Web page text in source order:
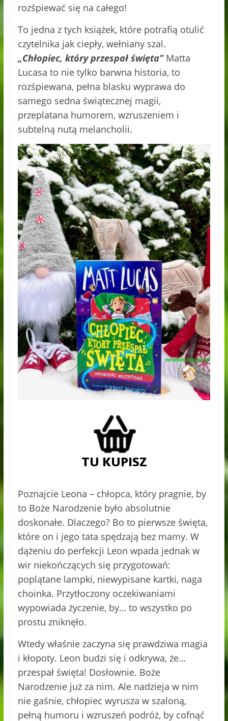
rozśpiewać się na całego!
To jedna z tych książek, które potrafią otulić
czytelnika jak ciepły, wełniany szal.
„Chłopiec, który przespał święta” Matta
Lucasa to nie tylko barwna historia, to
rozśpiewana, pełna blasku wyprawa do
samego sedna świątecznej magii,
przeplatana humorem, wzruszeniem i
subtelną nutą melancholii.
Poznajcie Leona – chłopca, który pragnie, by
to Boże Narodzenie było absolutnie
doskonałe. Dlaczego? Bo to pierwsze święta,
które on i jego tata spędzają bez mamy. W
dążeniu do perfekcji Leon wpada jednak w
wir niekończących się przygotowań:
poplątane lampki, niewypisane kartki, naga
choinka. Przytłoczony oczekiwaniami
wypowiada życzenie, by… to wszystko po
prostu zniknęło.
Wtedy właśnie zaczyna się prawdziwa magia
i kłopoty. Leon budzi się i odkrywa, że…
przespał święta! Dosłownie. Boże
Narodzenie już za nim. Ale nadzieja w nim
nie gaśnie, chłopiec wyrusza w szaloną,
pełną humoru i wzruszeń podróż, by cofnąć